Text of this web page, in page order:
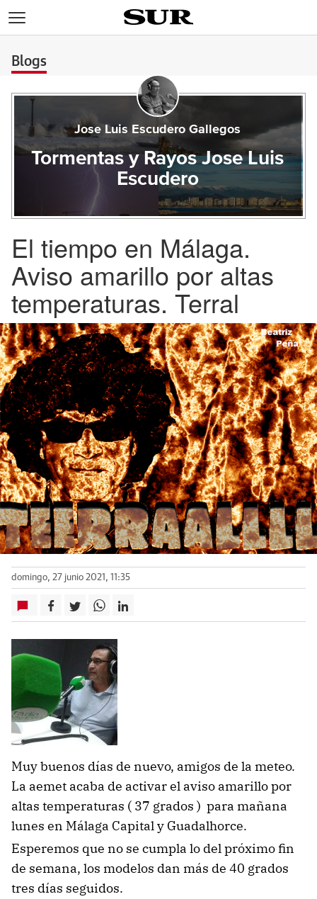
Blogs
Jose Luis Escudero Gallegos
Tormentas y Rayos Jose Luis
Escudero
El tiempo en Málaga.
Aviso amarillo por altas
temperaturas. Terral
domingo, 27 junio 2021, 11:35
Muy buenos días de nuevo, amigos de la meteo.
La aemet acaba de activar el aviso amarillo por
altas temperaturas ( 37 grados ) para mañana
lunes en Málaga Capital y Guadalhorce.
Esperemos que no se cumpla lo del próximo fin
de semana, los modelos dan más de 40 grados
tres días seguidos.